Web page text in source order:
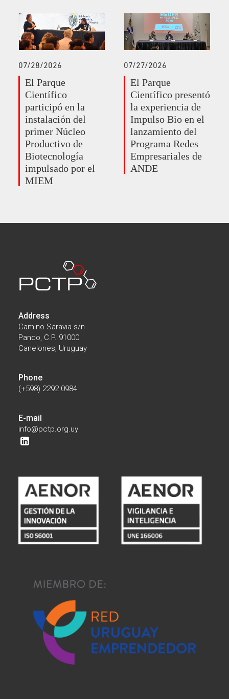
07/28/2026
El Parque
Científico
participó en la
instalación del
primer Núcleo
Productivo de
Biotecnología
impulsado por el
MIEM
07/27/2026
El Parque
Científico presentó
la experiencia de
Impulso Bio en el
lanzamiento del
Programa Redes
Empresariales de
ANDE
Address
Camino Saravia s/n
Pando, C.P. 91000
Canelones, Uruguay
Phone
(+598) 2292 0984
E-mail
info@pctp.org.uy